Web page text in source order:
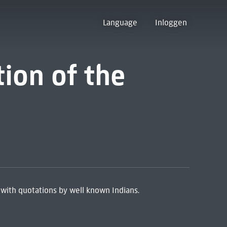
Language Inloggen
of the
quotations by well known Indians.